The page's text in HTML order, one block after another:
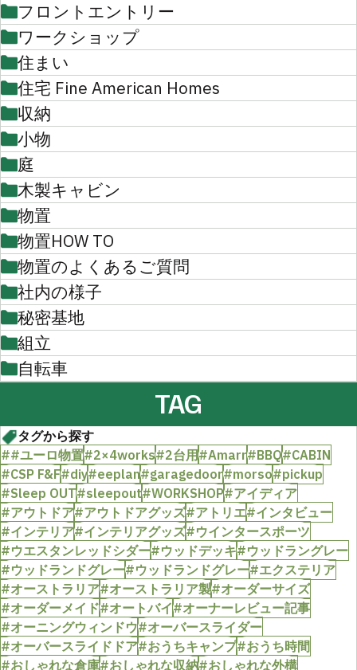
フロントエントリー
ワークショップ
住まい
住宅 Fine American Homes
収納
小物
庭
木製キャビン
物置
物置HOW TO
物置のよくあるご質問
社内の様子
秘密基地
組立
自転車
TAG
タグから探す
##ユーロ物置#2×4works#2台用#Amarr#BBQ#CABIN
#CSP F&F#diy#eeplan#garagedoor#morso#pickup
#Sleep OUT#sleepout#WORKSHOP#アイディア
#アウトドア#アウトドアグッズ#アトリエ#インタビュー
#インテリア#インテリアグッズ#ウインタースポーツ
#ウエスタンレッドシダー#ウッドデッキ#ウッドラングレー
#ウッドランドグレー#ウッドランドグレー#エクステリア
#オーストラリア#オーストラリア製#オーダーサイズ
#オーダーメイド#オートバイ#オーナーレビュー記事
#オーニングウィンドウ#オーバースライダー
#オーバースライドドア#おうちキャンプ#おうち時間
#おしゃれな倉庫#おしゃれな収納#おしゃれな外構